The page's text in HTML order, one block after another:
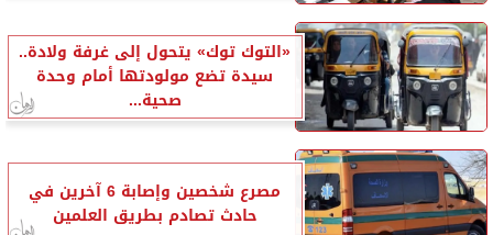
«التوك توك» يتحول إلى غرفة ولادة..
سيدة تضع مولودتها أمام وحدة
صحية...
مصرع شخصين وإصابة 6 آخرين في
حادث تصادم بطريق العلمين